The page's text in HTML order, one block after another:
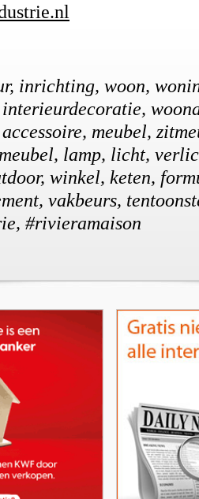
inrichting, woon,
meubel,
lamp, licht,
winkel, keten,
vakbeurs,
#rivieramaison